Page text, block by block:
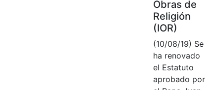
Obras de
Religión
(IOR)
(10/08/19) Se
ha renovado
el Estatuto
aprobado por